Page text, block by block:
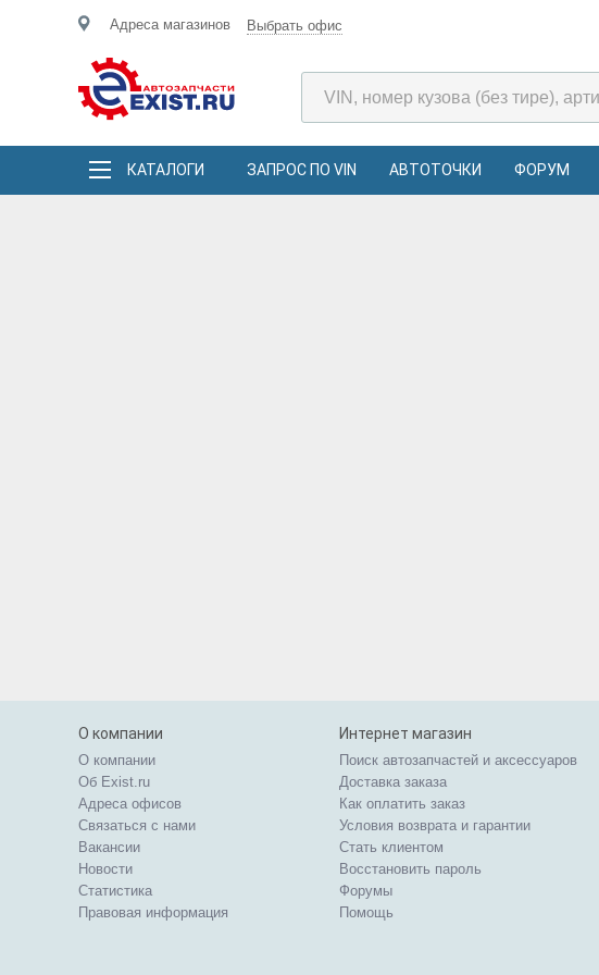
Адреса магазинов Выбрать офис
КАТАЛОГИ ЗАПРОС ПО VIN АВТОТОЧКИ ФОРУМ
О компании
О компании
Об Exist.ru
Адреса офисов
Связаться с нами
Вакансии
Новости
Статистика
Правовая информация
Интернет магазин
Поиск автозапчастей и аксессуаров
Доставка заказа
Как оплатить заказ
Условия возврата и гарантии
Стать клиентом
Восстановить пароль
Форумы
Помощь